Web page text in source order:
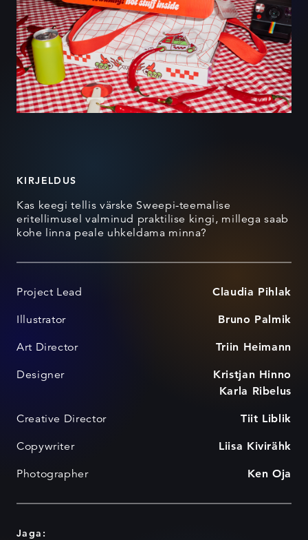
KIRJELDUS
Kas keegi tellis värske Sweepi-teemalise
eritellimusel valminud praktilise kingi, millega saab
kohe linna peale uhkeldama minna?
Project Lead Claudia Pihlak
Illustrator Bruno Palmik
Art Director Triin Heimann
Designer
Kristjan Hinno
Karla Ribelus
Creative Director Tiit Liblik
Copywriter Liisa Kivirähk
Photographer Ken Oja
Jaga: